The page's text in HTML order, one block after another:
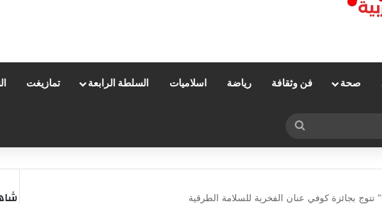
صحة فن وثقافة رياضة اسلاميات السلطة الرابعة تمازيغت
بحث
عن
بجائزة كوفي عنان الفخرية للسلامة الطرقية